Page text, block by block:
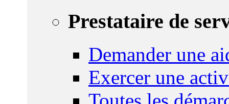
Prestataire de
Demander une
Exercer une